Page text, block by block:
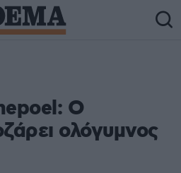
Ο
ολόγυμνος